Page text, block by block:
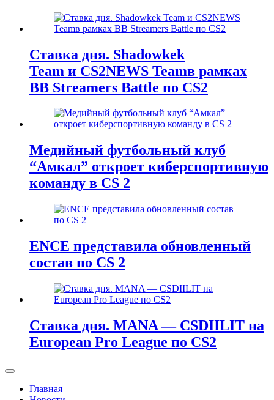
Ставка дня. Shadowkek
Team и CS2NEWS Teamв рамках
BB Streamers Battle по CS2
Медийный футбольный клуб
“Амкал” откроет киберспортивную
команду в CS 2
ENCE представила обновленный
состав по CS 2
Ставка дня. MANA — CSDIILIT на
European Pro League по CS2
Главная